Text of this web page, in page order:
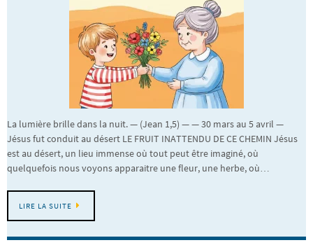
La lumière brille dans la nuit. — (Jean 1,5) — — 30 mars au 5 avril —
Jésus fut conduit au désert LE FRUIT INATTENDU DE CE CHEMIN Jésus
est au désert, un lieu immense où tout peut être imaginé, où
quelquefois nous voyons apparaitre une fleur, une herbe, où…
LIRE LA SUITE